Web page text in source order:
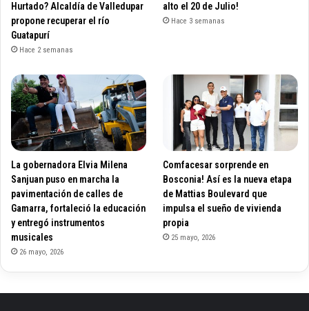
Hurtado? Alcaldía de Valledupar
propone recuperar el río
Guatapurí
Hace 2 semanas
alto el 20 de Julio!
Hace 3 semanas
La gobernadora Elvia Milena
Sanjuan puso en marcha la
pavimentación de calles de
Gamarra, fortaleció la educación
y entregó instrumentos
musicales
26 mayo, 2026
Comfacesar sorprende en
Bosconia! Así es la nueva etapa
de Mattias Boulevard que
impulsa el sueño de vivienda
propia
25 mayo, 2026